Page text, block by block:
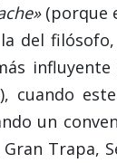
(porque
del
cuando
un